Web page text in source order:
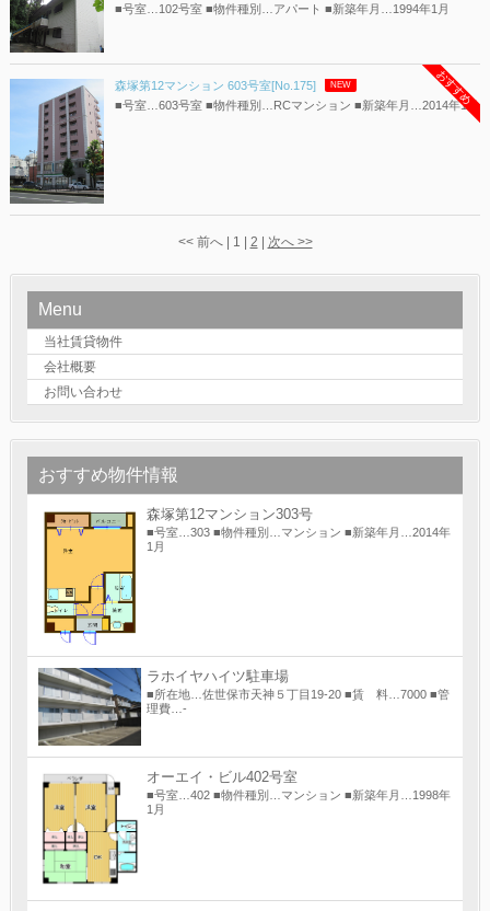
■号室…102号室 ■物件種別…アパート ■新築年月…1994年1月
森塚第12マンション 603号室[No.175] NEW
■号室…603号室 ■物件種別…RCマンション ■新築年月…2014年1月
おすすめ
<< 前へ | 1 | 2 次へ >>
Menu
当社賃貸物件
会社概要
お問い合わせ
おすすめ物件情報
森塚第12マンション303号
■号室…303 ■物件種別…マンション ■新築年月…2014年
1月
ラホイヤハイツ駐車場
■所在地…佐世保市天神５丁目19-20 ■賃 料…7000 ■管
理費…-
オーエイ・ビル402号室
■号室…402 ■物件種別…マンション ■新築年月…1998年
1月